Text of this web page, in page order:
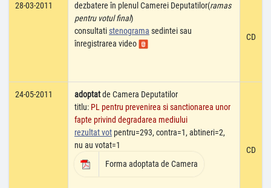
28-03-2011 dezbatere în plenul Camerei Deputatilor(ramas
pentru votul final)
consultatistenograma sedintei sau
înregistrarea video
CD
24-05-2011 adoptatde Camera Deputatilor
titlu: PL pentru prevenirea si sanctionarea unor
fapte privind degradarea mediului
rezultat vot pentru=293, contra=1, abtineri=2,
nu au votat=1
Forma adoptata de Camera
CD